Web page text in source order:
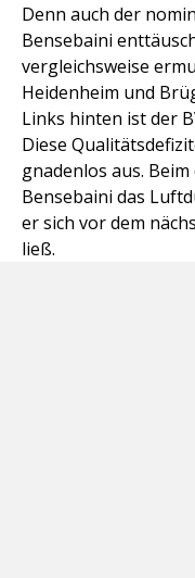
Denn auch der
Bensebaini
vergleichsweise
Heidenheim und
Links hinten ist der
Diese
gnadenlos aus.
Bensebaini das
er sich vor dem
ließ.